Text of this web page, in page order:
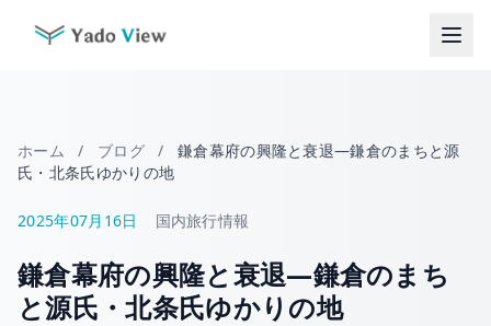
ホーム / ブログ /
鎌倉幕府の興隆と衰退―鎌倉のまちと源
氏・北条氏ゆかりの地
2025年07月16日 国内旅行情報
鎌倉幕府の興隆と衰退―鎌倉のまち
と源氏・北条氏ゆかりの地